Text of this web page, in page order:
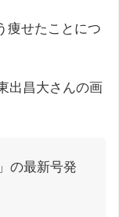
痩せたことにつ
出昌大さんの画
の最新号発